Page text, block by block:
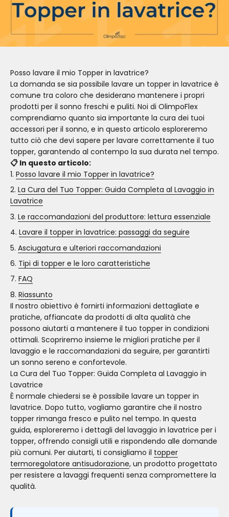
Posso lavare il mio Topper in lavatrice?
La domanda se sia possibile lavare un topper in lavatrice è
comune tra coloro che desiderano mantenere i propri
prodotti per il sonno freschi e puliti. Noi di OlimpoFlex
comprendiamo quanto sia importante la cura dei tuoi
accessori per il sonno, e in questo articolo esploreremo
tutto ciò che devi sapere per lavare correttamente il tuo
topper, garantendo al contempo la sua durata nel tempo.
📋 In questo articolo:
Posso lavare il mio Topper in lavatrice?
La Cura del Tuo Topper: Guida Completa al Lavaggio in
Lavatrice
Le raccomandazioni del produttore: lettura essenziale
Lavare il topper in lavatrice: passaggi da seguire
Asciugatura e ulteriori raccomandazioni
Tipi di topper e le loro caratteristiche
FAQ
Riassunto
Il nostro obiettivo è fornirti informazioni dettagliate e
pratiche, affiancate da prodotti di alta qualità che
possono aiutarti a mantenere il tuo topper in condizioni
ottimali. Scopriremo insieme le migliori pratiche per il
lavaggio e le raccomandazioni da seguire, per garantirti
un sonno sereno e confortevole.
La Cura del Tuo Topper: Guida Completa al Lavaggio in
Lavatrice
È normale chiedersi se è possibile lavare un topper in
lavatrice. Dopo tutto, vogliamo garantire che il nostro
topper rimanga fresco e pulito nel tempo. In questa
guida, esploreremo i dettagli del lavaggio in lavatrice per i
topper, offrendo consigli utili e rispondendo alle domande
più comuni. Per aiutarti, ti consigliamo il topper
termoregolatore antisudorazione, un prodotto progettato
per resistere a lavaggi frequenti senza compromettere la
qualità.